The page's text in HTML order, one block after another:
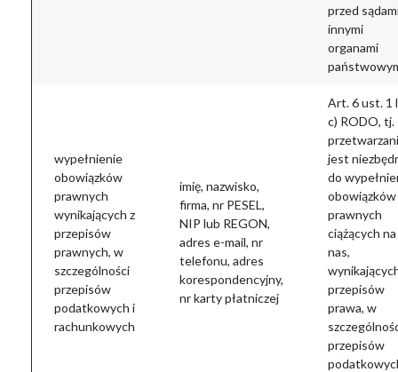
przed
innymi
organami
wypełnienie
obowiązków
prawnych
wynikających z
przepisów
prawnych, w
szczególności
przepisów
podatkowych i
rachunkowych
imię, nazwisko,
firma, nr PESEL,
NIP lub REGON,
adres e-mail, nr
telefonu, adres
korespondencyjny,
nr karty płatniczej
Art. 6 ust. 1
c) RODO, tj.
jest
do
obowiązków
prawnych
ciążących na
nas,
przepisów
prawa, w
przepisów